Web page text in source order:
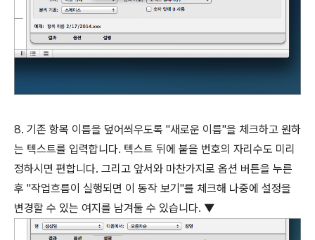
8. 기존 항목 이름을 덮어씌우도록 "새로운 이름"을 체크하고 원하
는 텍스트를 입력합니다. 텍스트 뒤에 붙을 번호의 자리수도 미리
정하시면 편합니다. 그리고 앞서와 마찬가지로 옵션 버튼을 누른
후 "작업흐름이 실행되면 이 동작 보기"를 체크해 나중에 설정을
변경할 수 있는 여지를 남겨둘 수 있습니다. ▼